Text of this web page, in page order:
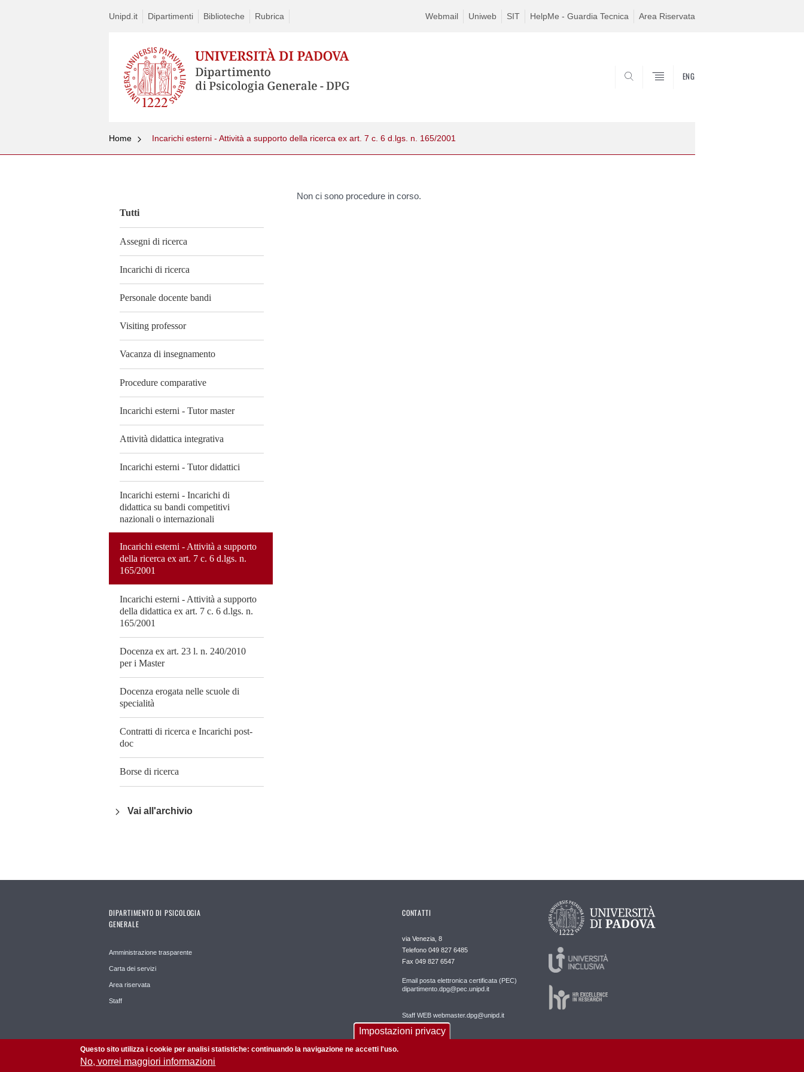
Unipd.it Dipartimenti Biblioteche Rubrica Webmail Uniweb SIT HelpMe - Guardia Tecnica Area Riservata
ENG
Home Incarichi esterni - Attività a supporto della ricerca ex art. 7 c. 6 d.lgs. n. 165/2001
Tutti
Assegni di ricerca
Incarichi di ricerca
Personale docente bandi
Visiting professor
Vacanza di insegnamento
Procedure comparative
Incarichi esterni - Tutor master
Attività didattica integrativa
Incarichi esterni - Tutor didattici
Incarichi esterni - Incarichi di
didattica su bandi competitivi
nazionali o internazionali
Incarichi esterni - Attività a supporto
della ricerca ex art. 7 c. 6 d.lgs. n.
165/2001
Incarichi esterni - Attività a supporto
della didattica ex art. 7 c. 6 d.lgs. n.
165/2001
Docenza ex art. 23 l. n. 240/2010
per i Master
Docenza erogata nelle scuole di
specialità
Contratti di ricerca e Incarichi post-
doc
Borse di ricerca
Vai all'archivio
Non ci sono procedure in corso.
DIPARTIMENTO DI PSICOLOGIA
GENERALE
Amministrazione trasparente
Carta dei servizi
Area riservata
Staff
CONTATTI
via Venezia, 8
Telefono 049 827 6485
Fax 049 827 6547
Email posta elettronica certificata (PEC)
dipartimento.dpg@pec.unipd.it
Staff WEB webmaster.dpg@unipd.it
Impostazioni privacy
Questo sito utilizza i cookie per analisi statistiche: continuando la navigazione ne accetti l'uso.
No, vorrei maggiori informazioni